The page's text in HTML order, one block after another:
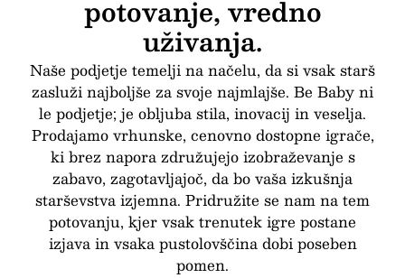
potovanje, vredno
uživanja.
Naše podjetje temelji na načelu, da si vsak starš
zasluži najboljše za svoje najmlajše. Be Baby ni
le podjetje; je obljuba stila, inovacij in veselja.
Prodajamo vrhunske, cenovno dostopne igrače,
ki brez napora združujejo izobraževanje s
zabavo, zagotavljajoč, da bo vaša izkušnja
starševstva izjemna. Pridružite se nam na tem
potovanju, kjer vsak trenutek igre postane
izjava in vsaka pustolovščina dobi poseben
pomen.